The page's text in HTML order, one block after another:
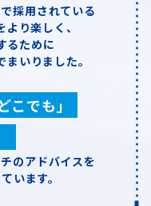
採用されている
より楽しく、
るために
いりました。
こでも」
のアドバイスを
います。